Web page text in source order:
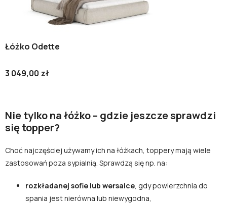
Łóżko Odette
3 049,00 zł
Nie tylko na łóżko – gdzie jeszcze sprawdzi
się topper?
Choć najczęściej używamy ich na łóżkach, toppery mają wiele
zastosowań poza sypialnią. Sprawdzą się np. na:
rozkładanej sofie lub wersalce, gdy powierzchnia do
spania jest nierówna lub niewygodna,